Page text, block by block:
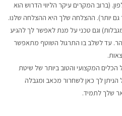
(ברוב המקרים עיקר הליווי הדרוש הוא
גם יותר). ההצלחה שלך היא ההצלחה שלנו.
ומגבלות) וגם טכני על מנת לאפשר לך להגיע
עד לשלב בו התרגול השוטף מתאפשר
המקצועי והטוב ביותר של שיטת
לך כאן לשחרור מכאב ומגבלה
שלך לתמיד.